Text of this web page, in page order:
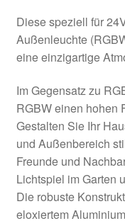
Diese speziell für
Außenleuchte
eine einzigartige
Im Gegensatz zu
RGBW einen hohen
Gestalten Sie Ihr
und Außenbereich
Freunde und
Lichtspiel im Garten
Die robuste
eloxiertem